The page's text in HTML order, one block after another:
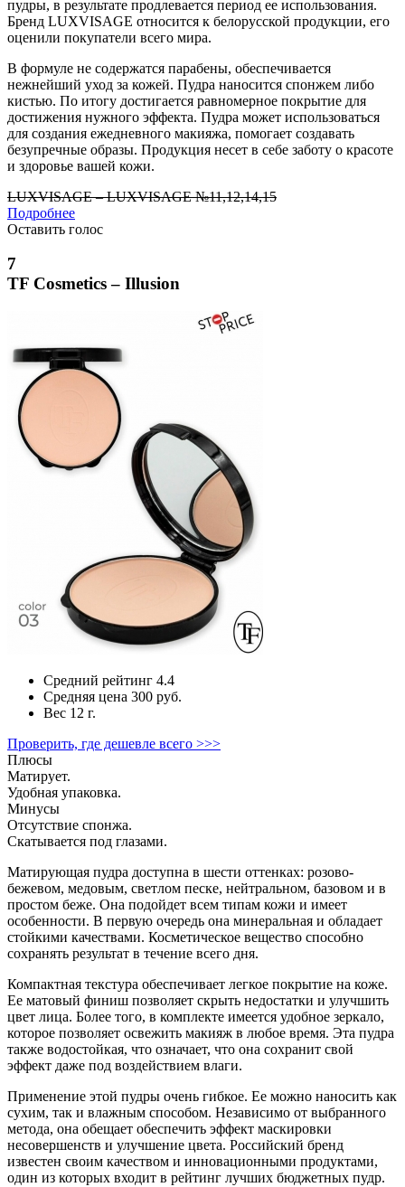
пудры, в результате продлевается период ее использования.
Бренд LUXVISAGE относится к белорусской продукции, его
оценили покупатели всего мира.
В формуле не содержатся парабены, обеспечивается
нежнейший уход за кожей. Пудра наносится спонжем либо
кистью. По итогу достигается равномерное покрытие для
достижения нужного эффекта. Пудра может использоваться
для создания ежедневного макияжа, помогает создавать
безупречные образы. Продукция несет в себе заботу о красоте
и здоровье вашей кожи.
LUXVISAGE – LUXVISAGE №11,12,14,15
Подробнее
Оставить голос
7
TF Cosmetics – Illusion
Средний рейтинг 4.4
Средняя цена 300 руб.
Вес 12 г.
Проверить, где дешевле всего >>>
Плюсы
Матирует.
Удобная упаковка.
Минусы
Отсутствие спонжа.
Скатывается под глазами.
Матирующая пудра доступна в шести оттенках: розово-
бежевом, медовым, светлом песке, нейтральном, базовом и в
простом беже. Она подойдет всем типам кожи и имеет
особенности. В первую очередь она минеральная и обладает
стойкими качествами. Косметическое вещество способно
сохранять результат в течение всего дня.
Компактная текстура обеспечивает легкое покрытие на коже.
Ее матовый финиш позволяет скрыть недостатки и улучшить
цвет лица. Более того, в комплекте имеется удобное зеркало,
которое позволяет освежить макияж в любое время. Эта пудра
также водостойкая, что означает, что она сохранит свой
эффект даже под воздействием влаги.
Применение этой пудры очень гибкое. Ее можно наносить как
сухим, так и влажным способом. Независимо от выбранного
метода, она обещает обеспечить эффект маскировки
несовершенств и улучшение цвета. Российский бренд
известен своим качеством и инновационными продуктами,
один из которых входит в рейтинг лучших бюджетных пудр.